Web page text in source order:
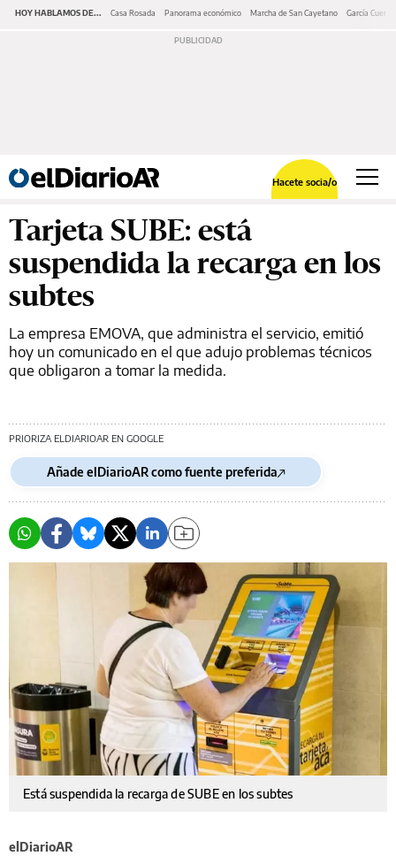
HOY HABLAMOS DE... Casa Rosada Panorama económico Marcha de San Cayetano García Cuerva
Hacete socia/o
Tarjeta SUBE: está
suspendida la recarga en los
subtes
La empresa EMOVA, que administra el servicio, emitió
hoy un comunicado en el que adujo problemas técnicos
que obligaron a tomar la medida.
PRIORIZA ELDIARIOAR EN GOOGLE
Añade elDiarioAR como fuente preferida
Está suspendida la recarga de SUBE en los subtes
elDiarioAR